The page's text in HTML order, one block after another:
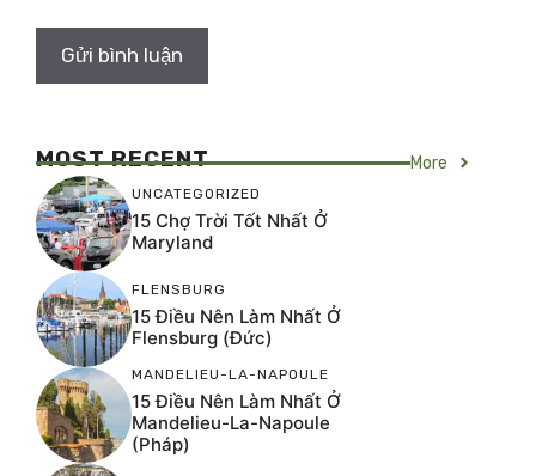
MOST RECENT More
UNCATEGORIZED
15 Chợ Trời Tốt Nhất Ở
Maryland
FLENSBURG
15 Điều Nên Làm Nhất Ở
Flensburg (Đức)
MANDELIEU-LA-NAPOULE
15 Điều Nên Làm Nhất Ở
Mandelieu-La-Napoule
(Pháp)